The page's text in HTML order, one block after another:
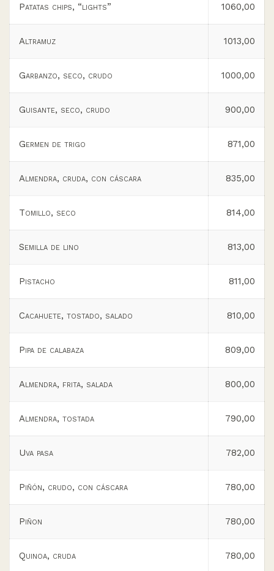
Patatas chips, “lights” 1060,00
Altramuz 1013,00
Garbanzo, seco, crudo 1000,00
Guisante, seco, crudo 900,00
Germen de trigo 871,00
Almendra, cruda, con cáscara 835,00
Tomillo, seco 814,00
Semilla de lino 813,00
Pistacho 811,00
Cacahuete, tostado, salado 810,00
Pipa de calabaza 809,00
Almendra, frita, salada 800,00
Almendra, tostada 790,00
Uva pasa 782,00
Piñón, crudo, con cáscara 780,00
Piñon 780,00
Quinoa, cruda 780,00